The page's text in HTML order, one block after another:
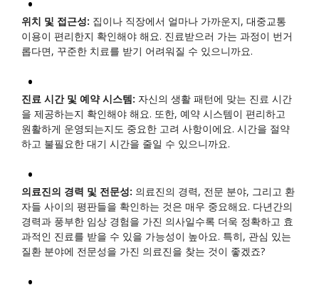
위치 및 접근성: 집이나 직장에서 얼마나 가까운지, 대중교통
이용이 편리한지 확인해야 해요. 진료받으러 가는 과정이 번거
롭다면, 꾸준한 치료를 받기 어려워질 수 있으니까요.
진료 시간 및 예약 시스템: 자신의 생활 패턴에 맞는 진료 시간
을 제공하는지 확인해야 해요. 또한, 예약 시스템이 편리하고
원활하게 운영되는지도 중요한 고려 사항이에요. 시간을 절약
하고 불필요한 대기 시간을 줄일 수 있으니까요.
의료진의 경력 및 전문성: 의료진의 경력, 전문 분야, 그리고 환
자들 사이의 평판들을 확인하는 것은 매우 중요해요. 다년간의
경력과 풍부한 임상 경험을 가진 의사일수록 더욱 정확하고 효
과적인 진료를 받을 수 있을 가능성이 높아요. 특히, 관심 있는
질환 분야에 전문성을 가진 의료진을 찾는 것이 좋겠죠?